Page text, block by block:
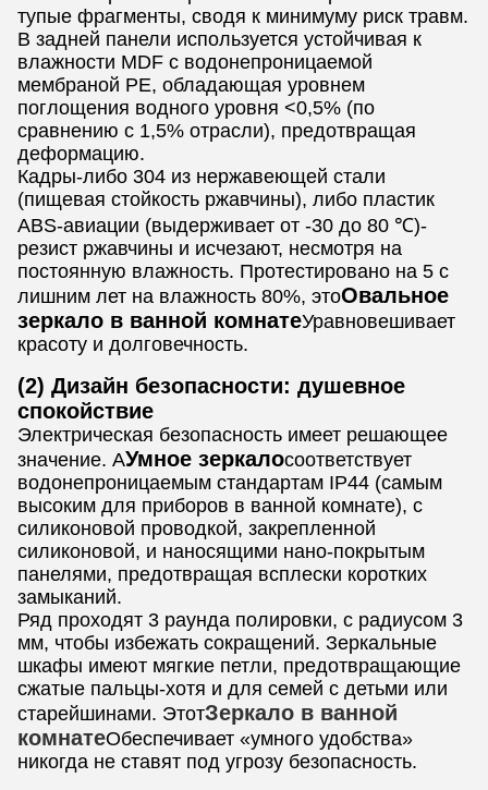
тупые фрагменты, сводя к минимуму риск травм.
В задней панели используется устойчивая к
влажности MDF с водонепроницаемой
мембраной PE, обладающая уровнем
поглощения водного уровня <0,5% (по
сравнению с 1,5% отрасли), предотвращая
деформацию.
Кадры-либо 304 из нержавеющей стали
(пищевая стойкость ржавчины), либо пластик
ABS-авиации (выдерживает от -30 до 80 ℃)-
резист ржавчины и исчезают, несмотря на
постоянную влажность. Протестировано на 5 с
лишним лет на влажность 80%, этоОвальное
зеркало в ванной комнатеУравновешивает
красоту и долговечность.
(2) Дизайн безопасности: душевное
спокойствие
Электрическая безопасность имеет решающее
значение. АУмное зеркалосоответствует
водонепроницаемым стандартам IP44 (самым
высоким для приборов в ванной комнате), с
силиконовой проводкой, закрепленной
силиконовой, и наносящими нано-покрытым
панелями, предотвращая всплески коротких
замыканий.
Ряд проходят 3 раунда полировки, с радиусом 3
мм, чтобы избежать сокращений. Зеркальные
шкафы имеют мягкие петли, предотвращающие
сжатые пальцы-хотя и для семей с детьми или
старейшинами. ЭтотЗеркало в ванной
комнатеОбеспечивает «умного удобства»
никогда не ставят под угрозу безопасность.